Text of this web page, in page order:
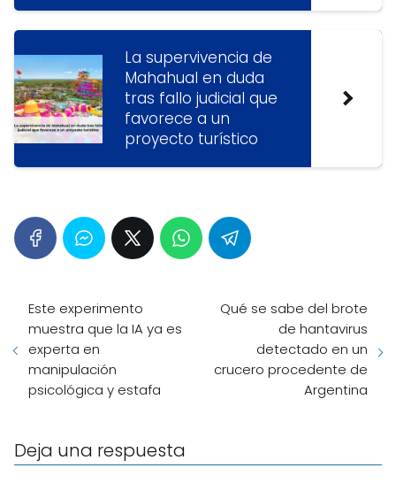
La supervivencia de
Mahahual en duda
tras fallo judicial que
favorece a un
proyecto turístico
Este experimento
muestra que la IA ya es
experta en
manipulación
psicológica y estafa
Qué se sabe del brote
de hantavirus
detectado en un
crucero procedente de
Argentina
Deja una respuesta